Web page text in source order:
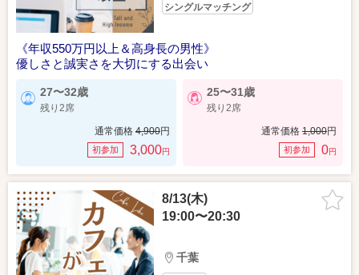
シングルマッチング
《年収550万円以上＆高身長の男性》
優しさと誠実さを大切にする出会い
27〜32歳
残り2席
通常価格 4,900円
初参加 3,000円
25〜31歳
残り2席
通常価格 1,000円
初参加 0円
8/13(木)
19:00〜20:30
千葉